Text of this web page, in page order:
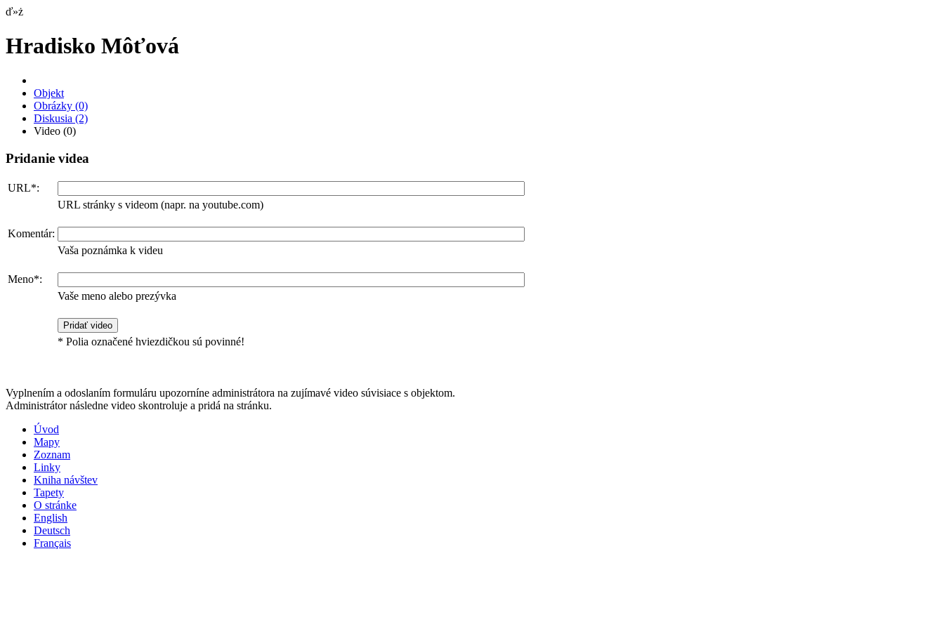
ď»ż
Hradisko Môťová
Objekt
Obrázky (0)
Diskusia (2)
Video (0)
Pridanie videa
URL*:
URL stránky s videom (napr. na youtube.com)
Komentár:
Vaša poznámka k videu
Meno*:
Vaše meno alebo prezývka
* Polia označené hviezdičkou sú povinné!
Vyplnením a odoslaním formuláru upozorníne administrátora na zujímavé video súvisiace s objektom.
Administrátor následne video skontroluje a pridá na stránku.
Úvod
Mapy
Zoznam
Linky
Kniha návštev
Tapety
O stránke
English
Deutsch
Français